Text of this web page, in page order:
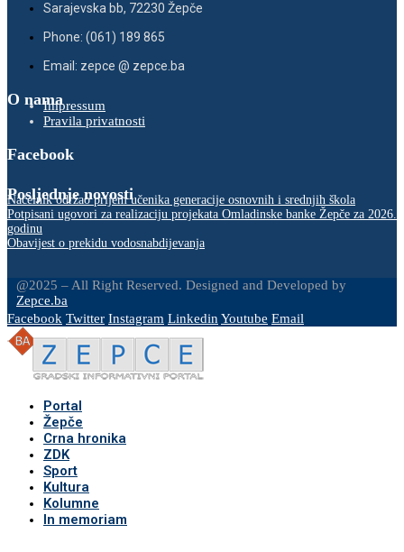
Sarajevska bb, 72230 Žepče
Phone: (061) 189 865
Email: zepce @ zepce.ba
O namaImpressum
Pravila privatnosti
Facebook
Posljednje novosti
Načelnik održao prijem učenika generacije osnovnih i srednjih škola
Potpisani ugovori za realizaciju projekata Omladinske banke Žepče za 2026.
godinu
Obavijest o prekidu vodosnabdijevanja
@2025 – All Right Reserved. Designed and Developed by
Zepce.ba
Facebook Twitter Instagram LinkedinYoutube Email
Portal
Žepče
Crna hronika
ZDK
Sport
Kultura
Kolumne
In memoriam